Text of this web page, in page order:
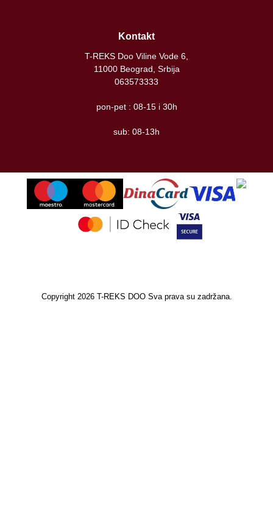
Kontakt
T-REKS Doo Viline Vode 6,
11000 Beograd, Srbija
063573333
pon-pet : 08-15 i 30h
sub: 08-13h
Copyright 2026 T-REKS DOO Sva prava su zadržana.